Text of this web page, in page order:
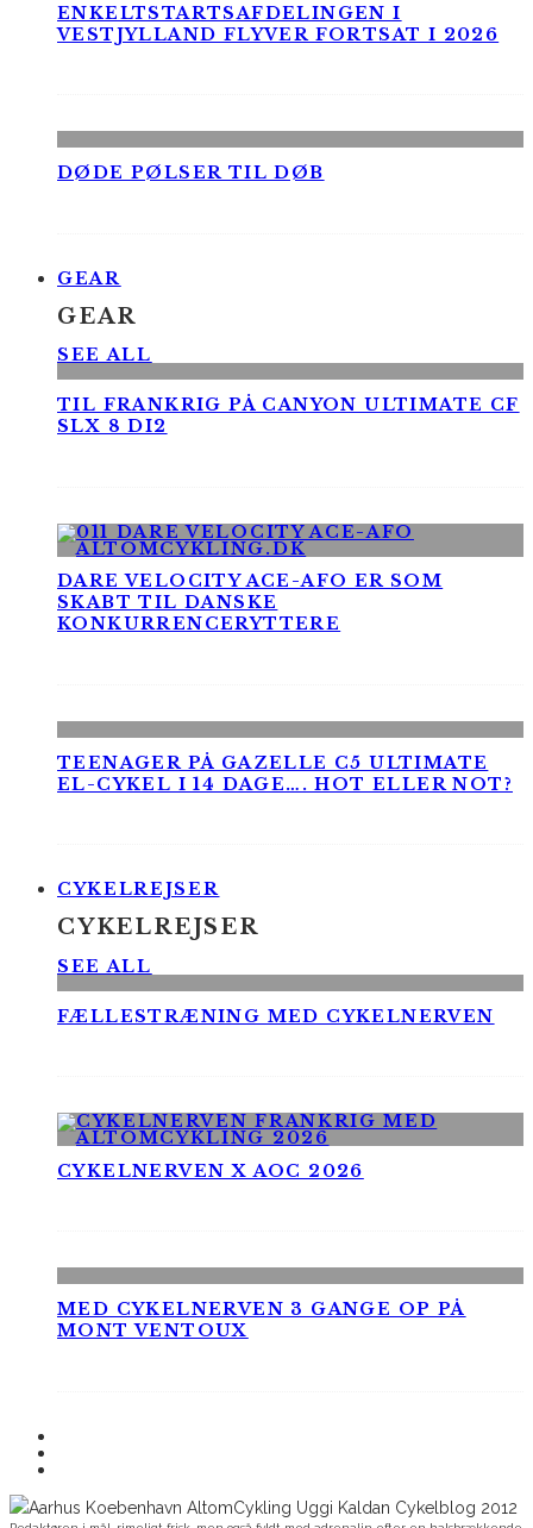
ENKELTSTARTSAFDELINGEN I
VESTJYLLAND FLYVER FORTSAT I 2026
DØDE PØLSER TIL DØB
GEAR
GEAR
SEE ALL
TIL FRANKRIG PÅ CANYON ULTIMATE CF
SLX 8 DI2
DARE VELOCITY ACE-AFO ER SOM
SKABT TIL DANSKE
KONKURRENCERYTTERE
TEENAGER PÅ GAZELLE C5 ULTIMATE
EL-CYKEL I 14 DAGE…. HOT ELLER NOT?
CYKELREJSER
CYKELREJSER
SEE ALL
FÆLLESTRÆNING MED CYKELNERVEN
CYKELNERVEN X AOC 2026
MED CYKELNERVEN 3 GANGE OP PÅ
MONT VENTOUX